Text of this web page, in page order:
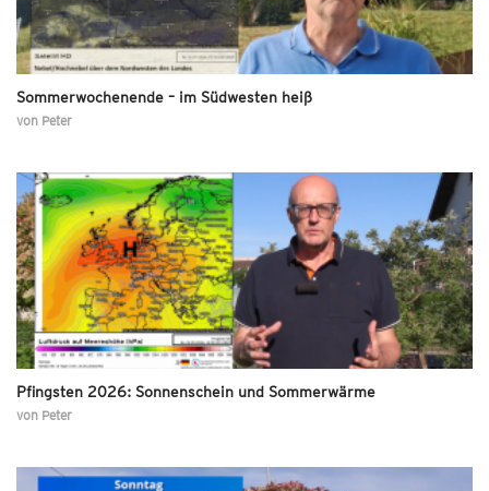
Sommerwochenende – im Südwesten heiß
von Peter
Pfingsten 2026: Sonnenschein und Sommerwärme
von Peter